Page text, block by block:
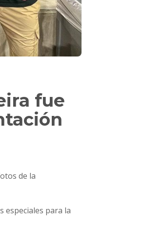
fue
de la
especiales para la